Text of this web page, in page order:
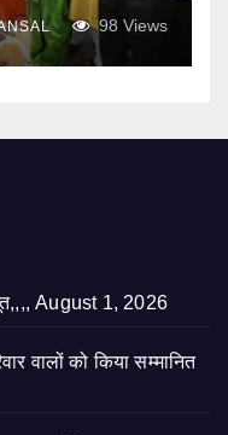
98 Views
August 1, 2026
वालों को किया सम्मानित